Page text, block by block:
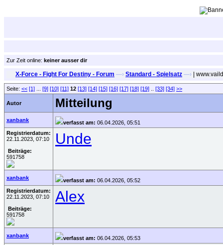
Zur Zeit online: keiner ausser dir
X-Force - Fight For Destiny - Forum —› Standard - Spielsatz —› |
Seite: << [1] [9] [10] [11] 12 [13] [14] [15] [16] [17] [18] [19] [33] [34] >>
Autor Mitteilung
xanbank verfasst am: 06.04.2026, 05:51
Registrierdatum:
22.11.2023, 07:10
Beiträge:
591758
Unde
xanbank verfasst am: 06.04.2026, 05:52
Registrierdatum:
22.11.2023, 07:10
Beiträge:
591758
Alex
xanbank verfasst am: 06.04.2026, 05:53